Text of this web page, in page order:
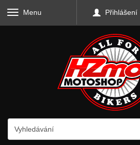
Menu Přihlášení